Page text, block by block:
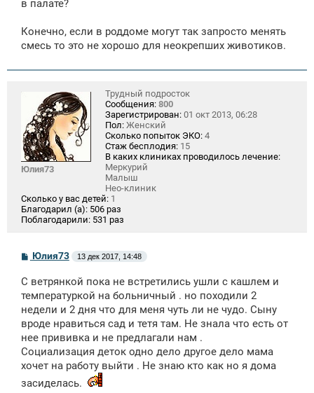
в палате?
Конечно, если в роддоме могут так запросто менять
смесь то это не хорошо для неокрепших животиков.
Юлия73
Трудный подросток
Сообщения: 800
Зарегистрирован: 01 окт 2013, 06:28
Пол: Женский
Сколько попыток ЭКО: 4
Стаж бесплодия: 15
В каких клиниках проводилось лечение:
Меркурий
Малыш
Нео-клиник
Сколько у вас детей: 1
Благодарил (а): 506 раз
Поблагодарили: 531 раз
С
б
щ
н
и
Юлия73 13 дек 2017, 14:48
С ветрянкой пока не встретились ушли с кашлем и
температуркой на больничный . но походили 2
недели и 2 дня что для меня чуть ли не чудо. Сыну
вроде нравиться сад и тетя там. Не знала что есть от
нее прививка и не предлагали нам .
Социализация деток одно дело другое дело мама
хочет на работу выйти . Не знаю кто как но я дома
засиделась.